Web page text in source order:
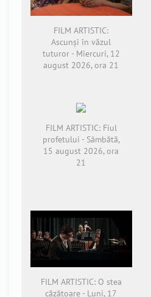
FILM ARTISTIC:
Ascunși în văzul
tuturor - Miercuri, 12
august 2026, ora 21
FILM ARTISTIC: Fiul
profetului - Sâmbătă,
15 august 2026, ora
21
FILM ARTISTIC: O stea
căzătoare - Luni, 17